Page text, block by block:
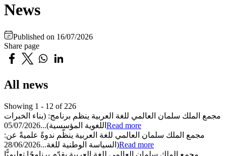
News
Published on 16/07/2026
Share page
All news
Showing 1 - 12 of 226
مجمع الملك سلمان العالمي للغة العربية ينظم برنامج: (بناء الخبرات
اللغوية المؤسسية)...05/07/2026
Read more
مجمع الملك سلمان العالمي للغة العربية ينظّم ندوةً علميةً عن:
(السياسة الوطنية للغة...28/06/2026
Read more